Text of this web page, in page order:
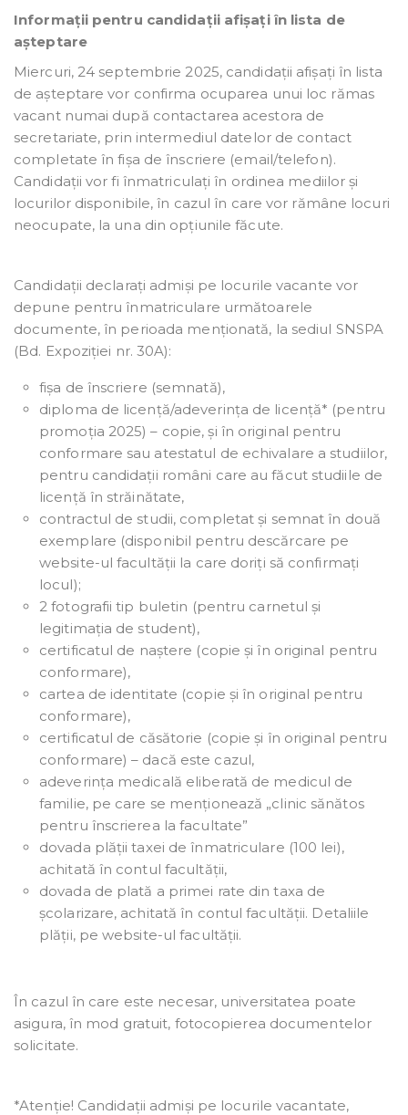
Informații pentru candidații afișați în lista de
așteptare
Miercuri, 24 septembrie 2025, candidații afișați în lista
de așteptare vor confirma ocuparea unui loc rămas
vacant numai după contactarea acestora de
secretariate, prin intermediul datelor de contact
completate în fișa de înscriere (email/telefon).
Candidații vor fi înmatriculați în ordinea mediilor și
locurilor disponibile, în cazul în care vor rămâne locuri
neocupate, la una din opțiunile făcute.
Candidații declarați admiși pe locurile vacante vor
depune pentru înmatriculare următoarele
documente, în perioada menționată, la sediul SNSPA
(Bd. Expoziției nr. 30A):
fișa de înscriere (semnată),
diploma de licență/adeverința de licență* (pentru
promoția 2025) – copie, și în original pentru
conformare sau atestatul de echivalare a studiilor,
pentru candidații români care au făcut studiile de
licență în străinătate,
contractul de studii, completat și semnat în două
exemplare (disponibil pentru descărcare pe
website-ul facultății la care doriți să confirmați
locul);
2 fotografii tip buletin (pentru carnetul și
legitimația de student),
certificatul de naștere (copie și în original pentru
conformare),
cartea de identitate (copie și în original pentru
conformare),
certificatul de căsătorie (copie și în original pentru
conformare) – dacă este cazul,
adeverința medicală eliberată de medicul de
familie, pe care se menționează „clinic sănătos
pentru înscrierea la facultate”
dovada plății taxei de înmatriculare (100 lei),
achitată în contul facultății,
dovada de plată a primei rate din taxa de
școlarizare, achitată în contul facultății. Detaliile
plății, pe website-ul facultății.
În cazul în care este necesar, universitatea poate
asigura, în mod gratuit, fotocopierea documentelor
solicitate.
*Atenție! Candidații admiși pe locurile vacantate,